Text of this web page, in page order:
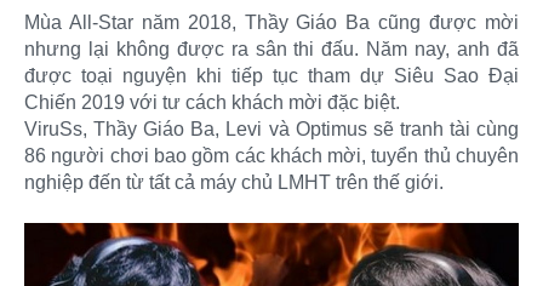
Mùa All-Star năm 2018, Thầy Giáo Ba cũng được mời
nhưng lại không được ra sân thi đấu. Năm nay, anh đã
được toại nguyện khi tiếp tục tham dự Siêu Sao Đại
Chiến 2019 với tư cách khách mời đặc biệt.
ViruSs, Thầy Giáo Ba, Levi và Optimus sẽ tranh tài cùng
86 người chơi bao gồm các khách mời, tuyển thủ chuyên
nghiệp đến từ tất cả máy chủ LMHT trên thế giới.